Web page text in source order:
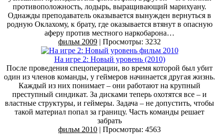
противоположность, лодырь, выращивающий марихуану.
Однажды преподаватель оказывается вынужден вернуться в
родную Оклахому, к брату, где оказывается втянут в опасную
аферу против местного наркобарона…
фильм 2009 | Просмотры: 3232
На игре 2: Новый уровень (2010)
После проведения спецоперации, во время которой был убит
один из членов команды, у геймеров начинается другая жизнь.
Каждый из них понимает – они работают на крупный
преступный синдикат. За дисками теперь охотятся все – и
властные структуры, и геймеры. Задача – не допустить, чтобы
такой материал попал за границу. Часть команды решает
забрать
фильм 2010 | Просмотры: 4563